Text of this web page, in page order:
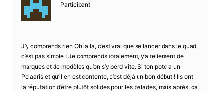
Participant
J’y comprends rien Oh la la, c’est vrai que se lancer dans le quad,
c’est pas simple ! Je comprends totalement, y’a tellement de
marques et de modèles qu’on s’y perd vite. Si ton pote a un
Polaaris et qu’il en est contente, c’est déjà un bon début ! Ils ont
la réputation d’être plutôt solides pour les balades, mais après, ça